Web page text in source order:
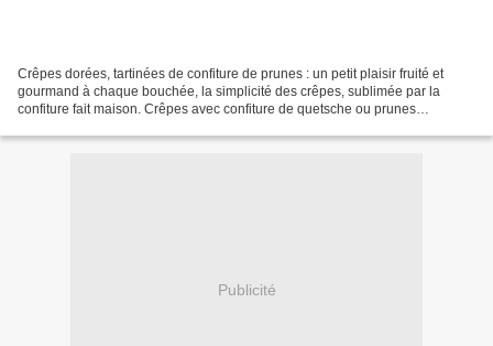
Crêpes dorées, tartinées de confiture de prunes : un petit plaisir fruité et
gourmand à chaque bouchée, la simplicité des crêpes, sublimée par la
confiture fait maison. Crêpes avec confiture de quetsche ou prunes
Publicité